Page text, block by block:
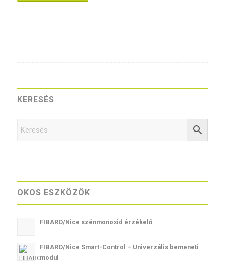
KERESÉS
OKOS ESZKÖZÖK
FIBARO/Nice szénmonoxid érzékelő
FIBARO/Nice Smart-Control – Univerzális bemeneti
modul